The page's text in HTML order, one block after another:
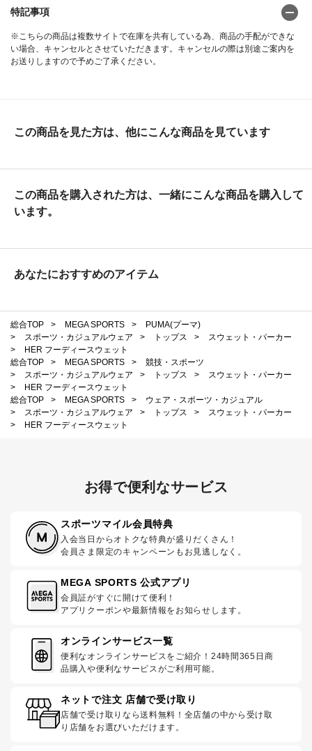
特記事項
※こちらの商品は複数サイトで在庫を共有している為、商品の手配ができな
い場合、キャンセルとさせていただきます。キャンセルの際は別途ご案内を
お送りしますので予めご了承ください。
この商品を見た方は、他にこんな商品を見ています
この商品を購入された方は、一緒にこんな商品を購入して
います。
あなたにおすすめのアイテム
総合TOP > MEGA SPORTS >
PUMA(プーマ)
>
スポーツ・カジュアルウェア > トップス >
スウェット・パーカー
>
HER フーディースウェット
総合TOP
> MEGA SPORTS >
競技・スポーツ
>
スポーツ・カジュアルウェア > トップス >
スウェット・パーカー
>
HER フーディースウェット
総合TOP
> MEGA SPORTS >
ウェア・スポーツ・カジュアル
>
スポーツ・カジュアルウェア > トップス >
スウェット・パーカー
>
HER フーディースウェット
お得で便利なサービス
スポーツマイル会員特典
入会当日からオトクな特典が盛りだくさん！
会員さま限定のキャンペーンもお見逃しなく。
MEGA SPORTS 公式アプリ
会員証がすぐに開けて便利！
アプリクーポンや最新情報をお知らせします。
オンラインサービス一覧
便利なオンラインサービスをご紹介！24時間365日商
品購入や便利なサービスがご利用可能。
ネットで注文 店舗で受け取り
店舗で受け取りなら送料無料！全店舗の中から受け取
り店舗をお選びいただけます。